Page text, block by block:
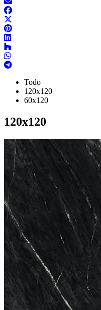
Todo
120x120
60x120
120x120